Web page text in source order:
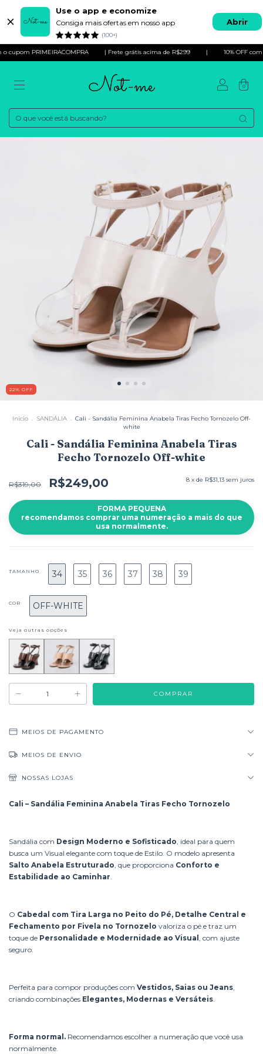
Use o app e economize
Consiga mais ofertas em nosso app
(100+)
Abrir
PRIMEIRACOMPRA | Frete grátis acima de R$299 10% OFF com o
0
22% OFF
Início . SANDÁLIA . Cali - Sandália Feminina Anabela Tiras Fecho Tornozelo Off-
white
Cali - Sandália Feminina Anabela Tiras
Fecho Tornozelo Off-white
R$319,00 R$249,00 8 x de R$31,13 sem juros
FORMA PEQUENA
recomendamos comprar uma numeração a mais do que
usa normalmente.
TAMANHO 34 35 36 37 38 39
COR OFF-WHITE
Veja outras opções
MEIOS DE PAGAMENTO
MEIOS DE ENVIO
NOSSAS LOJAS
Cali – Sandália Feminina Anabela Tiras Fecho Tornozelo
Sandália com Design Moderno e Sofisticado, ideal para quem
busca um Visual elegante com toque de Estilo. O modelo apresenta
Salto Anabela Estruturado, que proporciona Conforto e
Estabilidade ao Caminhar.
O Cabedal com Tira Larga no Peito do Pé, Detalhe Central e
Fechamento por Fivela no Tornozelo valoriza o pé e traz um
toque de Personalidade e Modernidade ao Visual , com ajuste
seguro.
Perfeita para compor produções com Vestidos, Saias ou Jeans,
criando combinações Elegantes, Modernas e Versáteis.
Forma normal. Recomendamos escolher a numeração que você usa
normalmente.